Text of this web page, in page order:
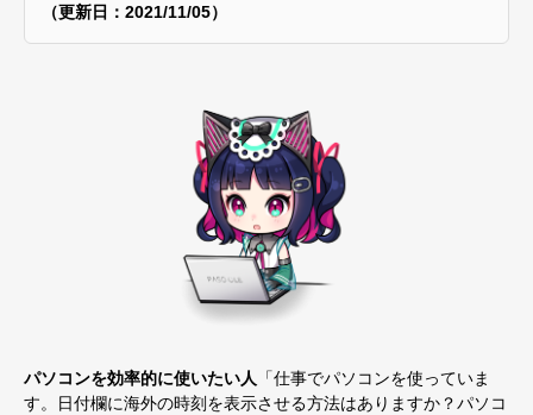
（更新日：2021/11/05）
パソコンを効率的に使いたい人 「仕事でパソコンを使っていま
す。日付欄に海外の時刻を表示させる方法はありますか？パソコ